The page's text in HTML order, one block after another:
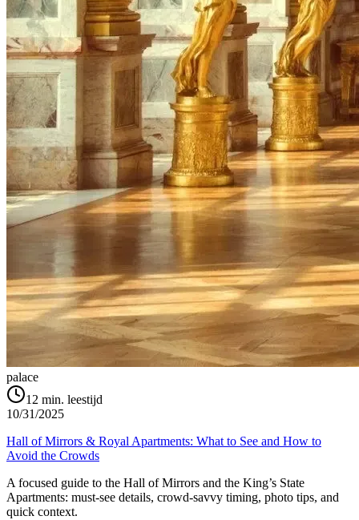
palace
12 min. leestijd
10/31/2025
Hall of Mirrors & Royal Apartments: What to See and How to
Avoid the Crowds
A focused guide to the Hall of Mirrors and the King’s State
Apartments: must‑see details, crowd‑savvy timing, photo tips, and
quick context.